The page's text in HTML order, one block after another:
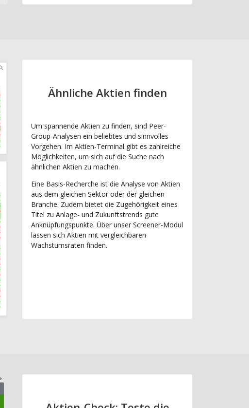
Ähnliche Aktien finden
Um spannende Aktien zu finden, sind Peer-
Group-Analysen ein beliebtes und sinnvolles
Vorgehen. Im Aktien-Terminal gibt es zahlreiche
Möglichkeiten, um sich auf die Suche nach
ähnlichen Aktien zu machen.
Eine Basis-Recherche ist die Analyse von Aktien
aus dem gleichen Sektor oder der gleichen
Branche. Zudem bietet die Zugehörigkeit eines
Titel zu Anlage- und Zukunftstrends gute
Anknüpfungspunkte. Über unser Screener-Modul
lassen sich Aktien mit vergleichbaren
Wachstumsraten finden.